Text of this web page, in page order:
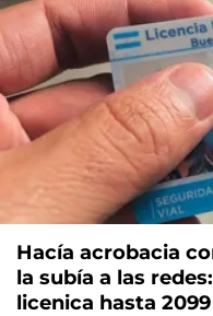
Hacía acrobacia
la subía a las
licenica hasta 2099